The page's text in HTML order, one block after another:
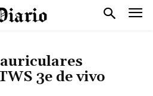
3e de vivo